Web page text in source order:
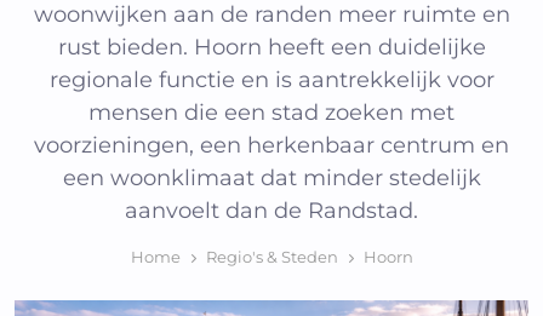
woonwijken aan de randen meer ruimte en
rust bieden. Hoorn heeft een duidelijke
regionale functie en is aantrekkelijk voor
mensen die een stad zoeken met
voorzieningen, een herkenbaar centrum en
een woonklimaat dat minder stedelijk
aanvoelt dan de Randstad.
Home Regio's & Steden Hoorn